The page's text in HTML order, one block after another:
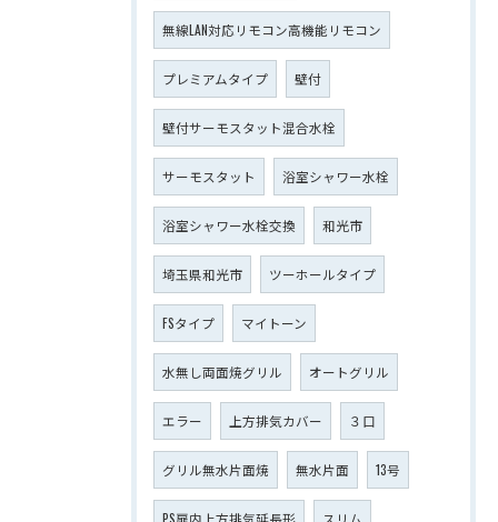
無線LAN対応リモコン高機能リモコン
プレミアムタイプ 壁付
壁付サーモスタット混合水栓
サーモスタット 浴室シャワー水栓
浴室シャワー水栓交換 和光市
埼玉県和光市 ツーホールタイプ
FSタイプ マイトーン
水無し両面焼グリル オートグリル
エラー 上方排気カバー ３口
グリル無水片面焼 無水片面 13号